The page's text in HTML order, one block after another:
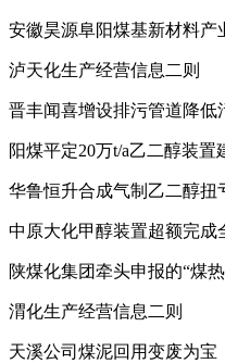
安徽昊源阜阳煤基新材料产
泸天化生产经营信息二则
晋丰闻喜增设排污管道降低
阳煤平定20万t/a乙二醇装置
华鲁恒升合成气制乙二醇扭
中原大化甲醇装置超额完成
陕煤化集团牵头申报的“煤
渭化生产经营信息二则
天溪公司煤泥回用变废为宝